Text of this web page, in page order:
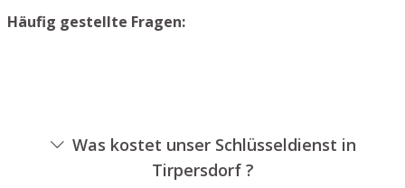
Häufig gestellte Fragen:
Was kostet unser Schlüsseldienst in
Tirpersdorf ?